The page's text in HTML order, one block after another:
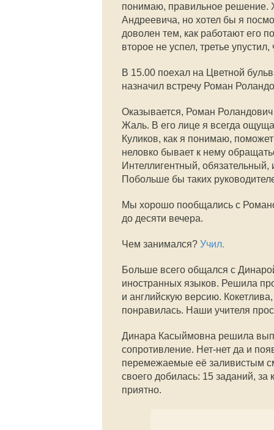
понимаю, правильное решение.
Андреевича, но хотел бы я
доволен тем, как работают его
второе не успел, третье
В 15.00 поехал на Цветной
назначил встречу Роман
Оказывается, Роман
Жаль. В его лице я всегда
Куликов, как я понимаю,
неловко бывает к нему
Интеллигентный,
Побольше бы таких
Мы хорошо пообщались с
до десяти вечера.
Чем занимался? Учил.
Больше всего общался с
иностранных языков. Решила
и английскую версию.
понравилась. Наши учителя
Динара Касыймовна решила
сопротивление. Нет-нет да и
перемежаемые её заливистым
своего добилась: 15 заданий,
приятно.